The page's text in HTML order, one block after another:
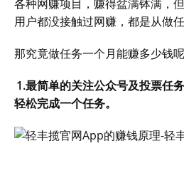
各种网赚项目，赚得盆满钵满，
用户都没接触过网赚，都是从做
那究竟做任务一个月能赚多少钱
1.最简单的关注公众号及投票任
轻松完成一个任务。